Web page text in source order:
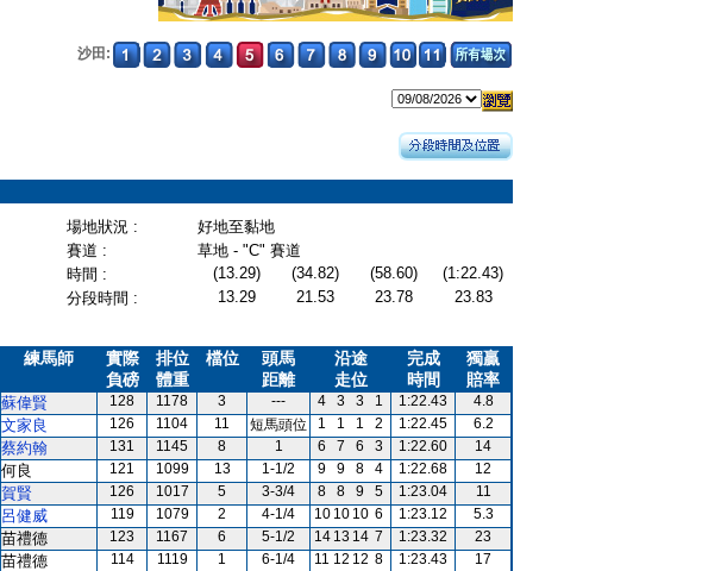
沙田:
場地狀況 :
好地至黏地
賽道 :
草地 - "C" 賽道
時間 : (13.29) (34.82) (58.60)
(1:22.43)
分段時間 :
13.29 21.53 23.78
23.83
練馬師
實際
負磅
排位
體重
檔位
頭馬
距離
沿途
走位
完成
時間
獨贏
賠率
蘇偉賢 128 1178 3 --- 4 3 3 1 1:22.43
4.8
文家良 126 1104 11 短馬頭位 1 1 1 2 1:22.45
6.2
蔡約翰 131 1145 8 1 6 7 6 3 1:22.60
14
何良 121 1099 13 1-1/2 9 9 8 4 1:22.68
12
賀賢 126 1017 5 3-3/4 8 8 9 5 1:23.04
11
呂健威 119 1079 2 4-1/4 10 10 10 6 1:23.12
5.3
苗禮德 123 1167 6 5-1/2 14 13 14 7 1:23.32
23
苗禮德 114 1119 1 6-1/4 11 12 12 8 1:23.43
17